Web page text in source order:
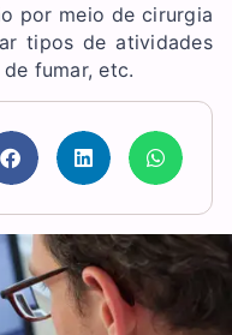
por meio de cirurgia
tipos de atividades
fumar, etc.